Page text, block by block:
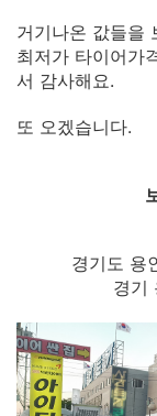
거기나온 값들을
최저가 타이어가
서 감사해요.
또 오겠습니다.
경기도 용
경기